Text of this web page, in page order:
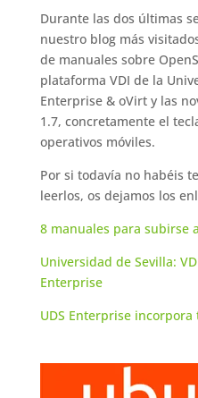
Durante las dos últimas
nuestro blog más
de manuales sobre
plataforma VDI de la
Enterprise & oVirt y las
1.7, concretamente el
operativos móviles.
Por si todavía no habéis
leerlos, os dejamos los
8 manuales para subirse
Universidad de Sevilla:
Enterprise
UDS Enterprise